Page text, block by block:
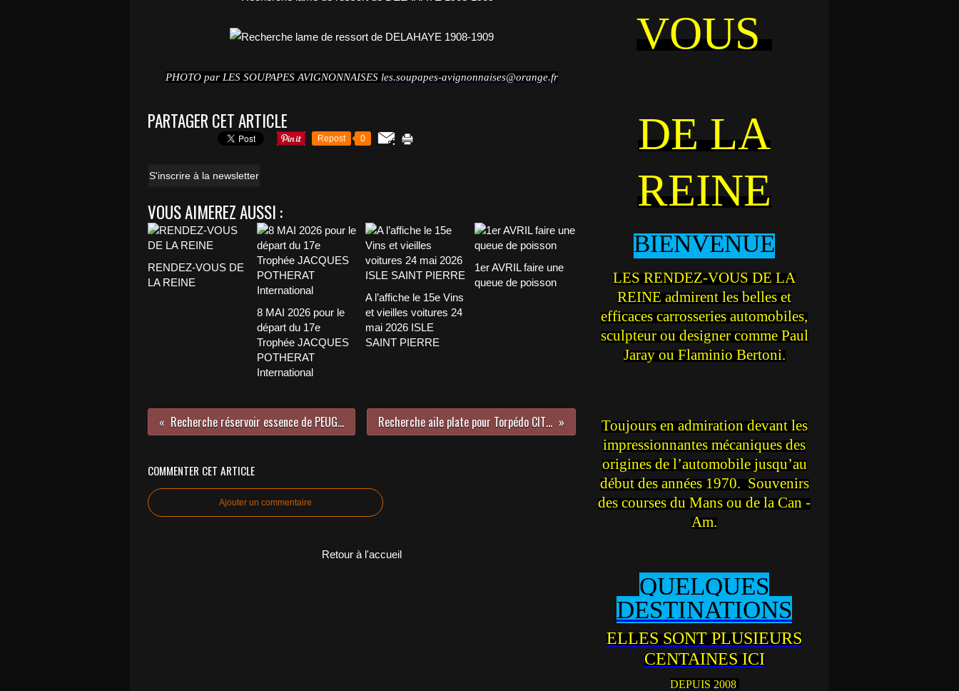
PHOTO par LES SOUPAPES AVIGNONNAISES les.soupapes-avignonnaises@orange.fr
PARTAGER CET ARTICLE
Repost 0
S'inscrire à la newsletter
VOUS AIMEREZ AUSSI :
RENDEZ-VOUS DE
LA REINE
8 MAI 2026 pour le
départ du 17e
Trophée JACQUES
POTHERAT
International
A l’affiche le 15e Vins
et vieilles voitures 24
mai 2026 ISLE
SAINT PIERRE
1er AVRIL faire une
queue de poisson
Recherche réservoir essence de PEUGEOT 203 Recherche aile plate pour Torpédo CITROËN B2
COMMENTER CET ARTICLE
Ajouter un commentaire
Retour à l'accueil
VOUS
DE LA
REINE
BIENVENUE
LES RENDEZ-VOUS DE LA
REINE admirent les belles et
efficaces carrosseries automobiles,
sculpteur ou designer comme Paul
Jaray ou Flaminio Bertoni.
Toujours en admiration devant les
impressionnantes mécaniques des
origines de l’automobile jusqu’au
début des années 1970. Souvenirs
des courses du Mans ou de la Can -
Am.
QUELQUES
DESTINATIONS
ELLES SONT PLUSIEURS
CENTAINES ICI
DEPUIS 2008